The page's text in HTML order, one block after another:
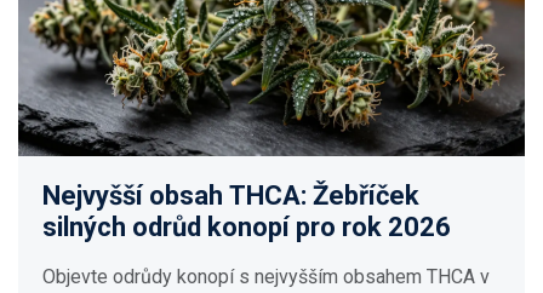
Nejvyšší obsah THCA: Žebříček
silných odrůd konopí pro rok 2026
Objevte odrůdy konopí s nejvyšším obsahem THCA v